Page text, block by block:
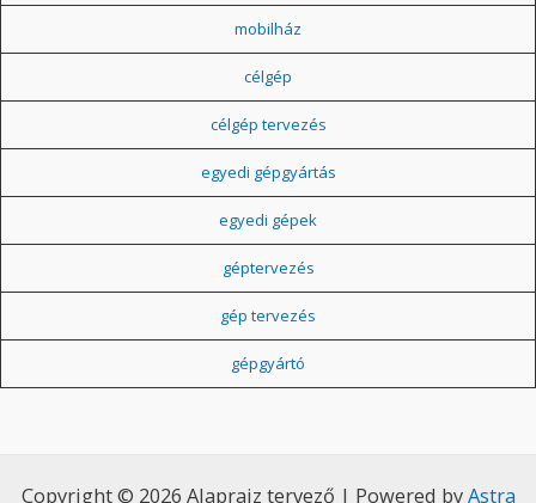
mobilház
célgép
célgép tervezés
egyedi gépgyártás
egyedi gépek
géptervezés
gép tervezés
gépgyártó
Copyright © 2026 Alaprajz tervező | Powered byAstra